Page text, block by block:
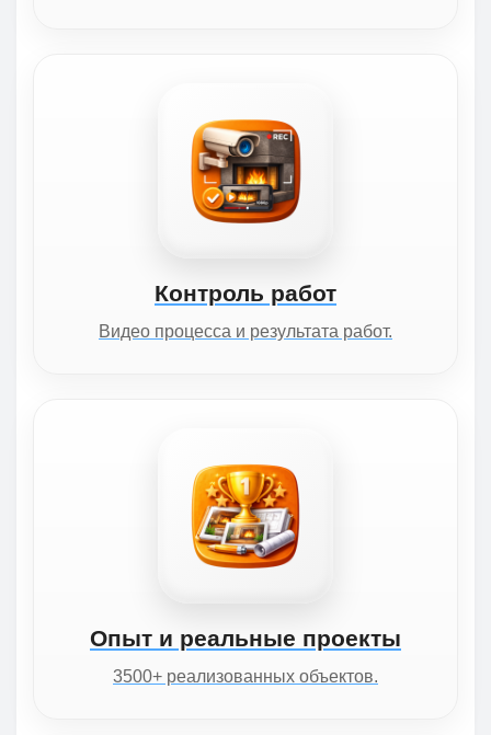
Контроль работ
Видео процесса и результата работ.
Опыт и реальные проекты
3500+ реализованных объектов.